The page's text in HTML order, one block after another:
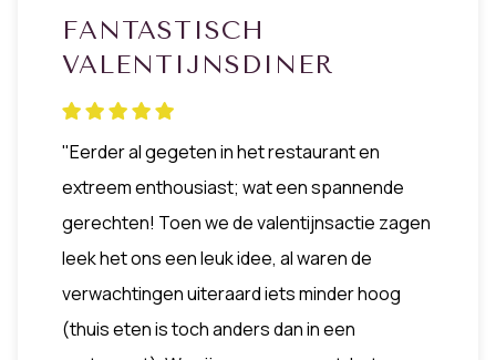
FANTASTISCH
VALENTIJNSDINER
"Eerder al gegeten in het restaurant en
extreem enthousiast; wat een spannende
gerechten! Toen we de valentijnsactie zagen
leek het ons een leuk idee, al waren de
verwachtingen uiteraard iets minder hoog
(thuis eten is toch anders dan in een